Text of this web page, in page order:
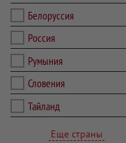
Белоруссия
Россия
Румыния
Словения
Тайланд
Еще страны